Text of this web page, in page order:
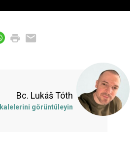
Bc. Lukáš Tóth
görüntüleyin